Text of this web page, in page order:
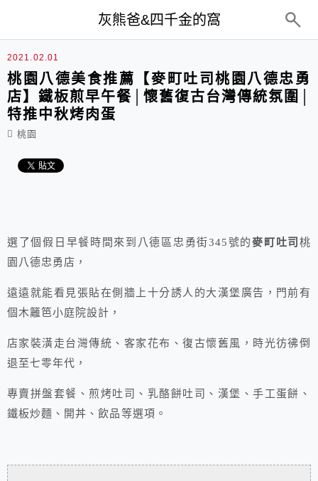
灰熊爸&四千金的窩
2021.02.01
桃園八德美食推薦【麥町吐司桃園八德忠勇
店】鐵板煎早午餐│懷舊復古台灣傳統氛圍│
特推中秋烤肉蛋
桃園
選了個假日早餐時間來到八德區忠勇街345號的麥町吐司 桃
園八德忠勇店，
遠遠就能看見張貼在側牆上十分誘人的大漢堡廣告，門前有
個木籬笆小庭院設計，
店家裝潢走台灣傳統、客家花布、復古懷舊風，時光彷彿倒
退至七零年代，
專賣拼盤套餐、煎烤吐司、乳酪餅吐司、漢堡、手工蛋餅、
鐵板炒麵、開丼、飲品等選項。